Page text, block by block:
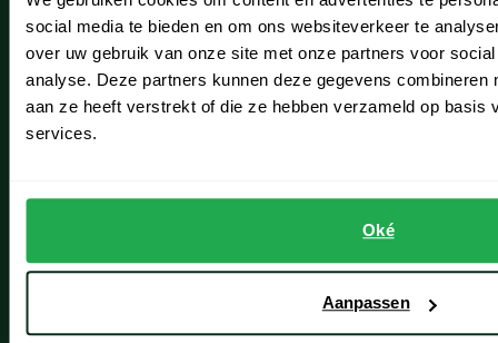
social media te bieden en om ons websiteverkeer te
over uw gebruik van onze site met onze partners voor
analyse. Deze partners kunnen deze gegevens combineren
aan ze heeft verstrekt of die ze hebben verzameld op basis
services.
Oké
Aanpassen
Lisse
Noordwijk
Oegstgeest
Paul & Shark specialist